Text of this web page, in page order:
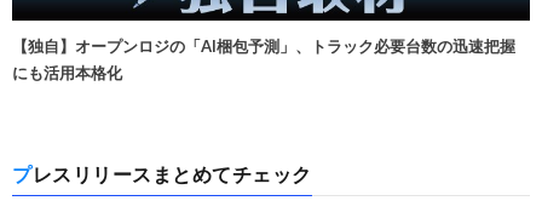
【独自】オープンロジの「AI梱包予測」、トラック必要台数の迅速把握
にも活用本格化
プレスリリースまとめてチェック